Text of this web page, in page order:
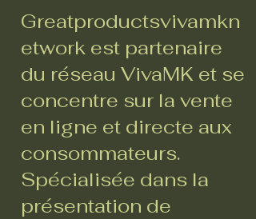
Greatproductsvivamkn
etwork est partenaire
du réseau VivaMK et se
concentre sur la vente
en ligne et directe aux
consommateurs.
Spécialisée dans la
présentation de